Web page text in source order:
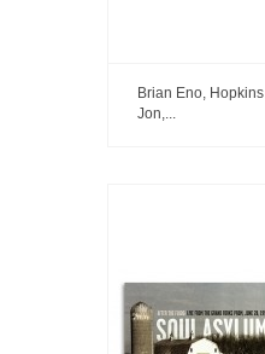
Brian Eno, Hopkins
Jon,...